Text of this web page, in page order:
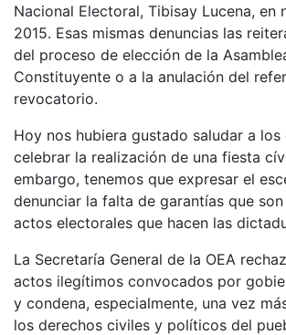
Nacional Electoral, Tibisay Lucena, en
2015. Esas mismas denuncias las
del proceso de elección de la
Constituyente o a la anulación del
revocatorio.
Hoy nos hubiera gustado saludar a los
celebrar la realización de una fiesta
embargo, tenemos que expresar el
denunciar la falta de garantías que
actos electorales que hacen las
La Secretaría General de la OEA
actos ilegítimos convocados por
y condena, especialmente, una vez
los derechos civiles y políticos del